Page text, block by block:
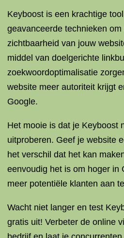
Keyboost is een krachtige
geavanceerde technieken om
zichtbaarheid van jouw
middel van doelgerichte
zoekwoordoptimalisatie
website meer autoriteit krijgt
Google.
Het mooie is dat je Keyboost
uitproberen. Geef je website
het verschil dat het kan
eenvoudig het is om hoger in
meer potentiële klanten aan
Wacht niet langer en test
gratis uit! Verbeter de online